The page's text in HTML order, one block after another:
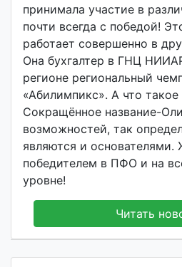
принимала участие в
почти всегда с победой!
работает совершенно в
Она бухгалтер в ГНЦ
регионе региональный
«Абилимпикс». А что
Сокращённое название-
возможностей, так
являются и основателями.
победителем в ПФО и на
уровне!
Читать